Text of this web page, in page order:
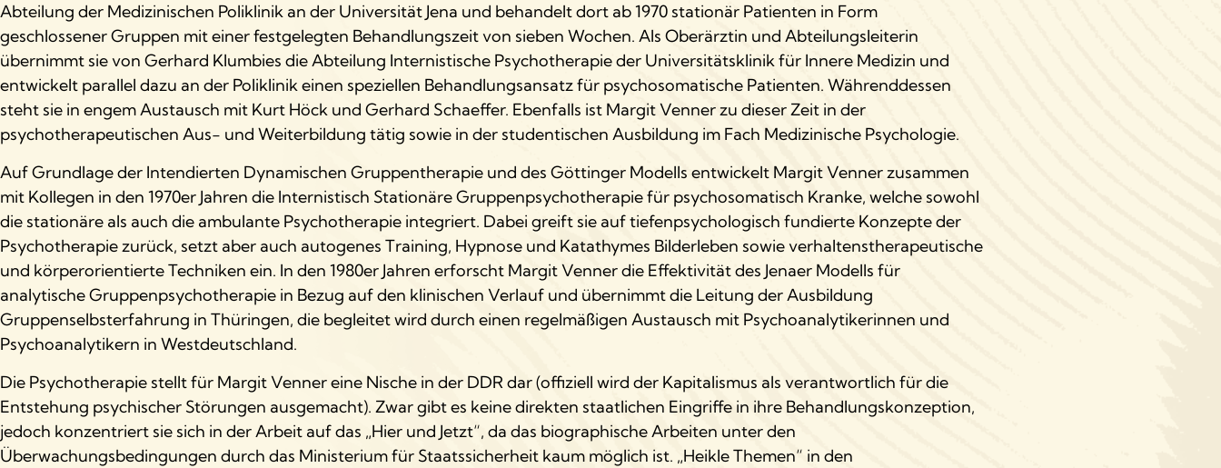
Abteilung der Medizinischen Poliklinik an der Universität Jena und behandelt dort ab 1970 stationär Patienten in Form
geschlossener Gruppen mit einer festgelegten Behandlungszeit von sieben Wochen. Als Oberärztin und Abteilungsleiterin
übernimmt sie von Gerhard Klumbies die Abteilung Internistische Psychotherapie der Universitätsklinik für Innere Medizin und
entwickelt parallel dazu an der Poliklinik einen speziellen Behandlungsansatz für psychosomatische Patienten. Währenddessen
steht sie in engem Austausch mit Kurt Höck und Gerhard Schaeffer. Ebenfalls ist Margit Venner zu dieser Zeit in der
psychotherapeutischen Aus- und Weiterbildung tätig sowie in der studentischen Ausbildung im Fach Medizinische Psychologie.
Auf Grundlage der Intendierten Dynamischen Gruppentherapie und des Göttinger Modells entwickelt Margit Venner zusammen
mit Kollegen in den 1970er Jahren die Internistisch Stationäre Gruppenpsychotherapie für psychosomatisch Kranke, welche sowohl
die stationäre als auch die ambulante Psychotherapie integriert. Dabei greift sie auf tiefenpsychologisch fundierte Konzepte der
Psychotherapie zurück, setzt aber auch autogenes Training, Hypnose und Katathymes Bilderleben sowie verhaltenstherapeutische
und körperorientierte Techniken ein. In den 1980er Jahren erforscht Margit Venner die Effektivität des Jenaer Modells für
analytische Gruppenpsychotherapie in Bezug auf den klinischen Verlauf und übernimmt die Leitung der Ausbildung
Gruppenselbsterfahrung in Thüringen, die begleitet wird durch einen regelmäßigen Austausch mit Psychoanalytikerinnen und
Psychoanalytikern in Westdeutschland.
Die Psychotherapie stellt für Margit Venner eine Nische in der DDR dar (offiziell wird der Kapitalismus als verantwortlich für die
Entstehung psychischer Störungen ausgemacht). Zwar gibt es keine direkten staatlichen Eingriffe in ihre Behandlungskonzeption,
jedoch konzentriert sie sich in der Arbeit auf das „Hier und Jetzt“, da das biographische Arbeiten unter den
Überwachungsbedingungen durch das Ministerium für Staatssicherheit kaum möglich ist. „Heikle Themen“ in den